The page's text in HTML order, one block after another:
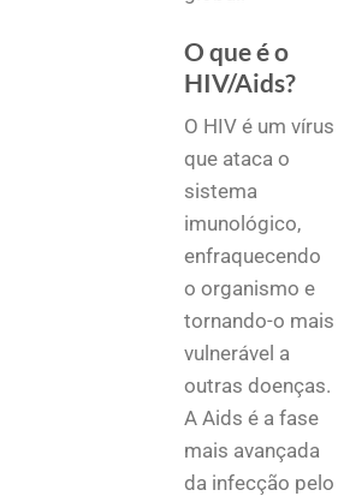
O que é o
HIV/Aids?
O HIV é um vírus
que ataca o
sistema
imunológico,
enfraquecendo
o organismo e
tornando-o mais
vulnerável a
outras doenças.
A Aids é a fase
mais avançada
da infecção pelo